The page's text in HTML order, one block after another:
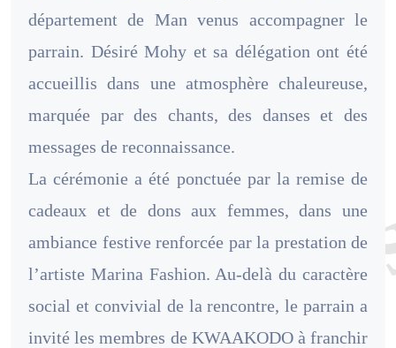
département de Man venus accompagner le
parrain. Désiré Mohy et sa délégation ont été
accueillis dans une atmosphère chaleureuse,
marquée par des chants, des danses et des
messages de reconnaissance.
La cérémonie a été ponctuée par la remise de
cadeaux et de dons aux femmes, dans une
ambiance festive renforcée par la prestation de
l’artiste Marina Fashion. Au-delà du caractère
social et convivial de la rencontre, le parrain a
invité les membres de KWAAKODO à franchir